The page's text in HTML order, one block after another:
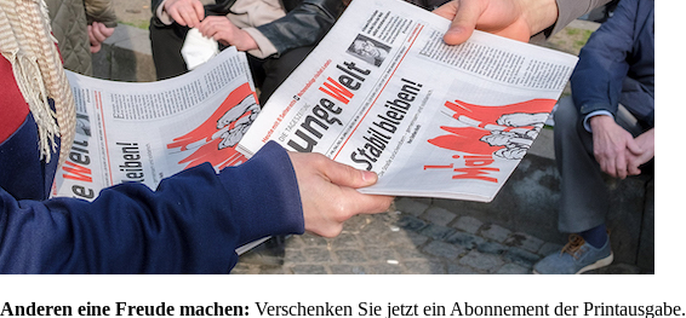
Anderen eine Freude machen: Verschenken Sie jetzt ein Abonnement der Printausgabe.